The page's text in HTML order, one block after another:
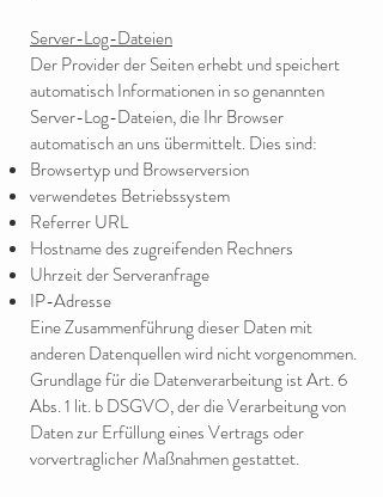
Server-Log-Dateien
Der Provider der Seiten erhebt und speichert
automatisch Informationen in so genannten
Server-Log-Dateien, die Ihr Browser
automatisch an uns übermittelt. Dies sind:
Browsertyp und Browserversion
verwendetes Betriebssystem
Referrer URL
Hostname des zugreifenden Rechners
Uhrzeit der Serveranfrage
IP-Adresse
Eine Zusammenführung dieser Daten mit
anderen Datenquellen wird nicht vorgenommen.
Grundlage für die Datenverarbeitung ist Art. 6
Abs. 1 lit. b DSGVO, der die Verarbeitung von
Daten zur Erfüllung eines Vertrags oder
vorvertraglicher Maßnahmen gestattet.